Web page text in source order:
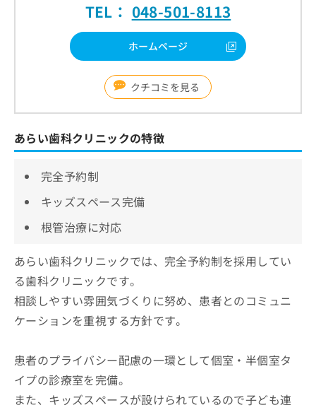
TEL： 048-501-8113
ホームページ
クチコミを見る
あらい歯科クリニックの特徴
完全予約制
キッズスペース完備
根管治療に対応
あらい歯科クリニックでは、完全予約制を採用してい
る歯科クリニックです。
相談しやすい雰囲気づくりに努め、患者とのコミュニ
ケーションを重視する方針です。
患者のプライバシー配慮の一環として個室・半個室タ
イプの診療室を完備。
また、キッズスペースが設けられているので子ども連